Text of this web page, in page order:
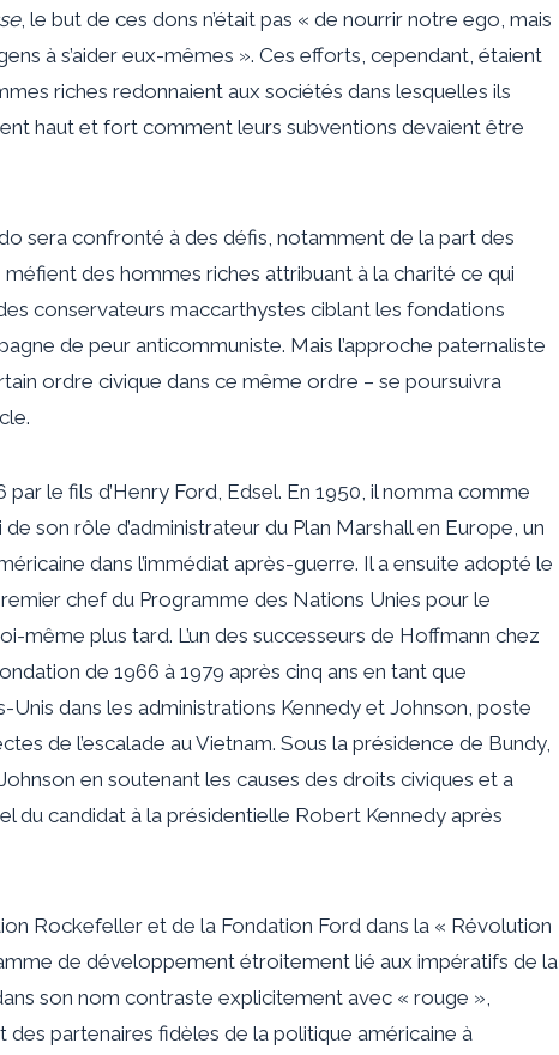
, le but de ces dons n’était pas « de nourrir notre ego, mais
à s’aider eux-mêmes ». Ces efforts, cependant, étaient
riches redonnaient aux sociétés dans lesquelles ils
haut et fort comment leurs subventions devaient être
sera confronté à des défis, notamment de la part des
des hommes riches attribuant à la charité ce qui
conservateurs maccarthystes ciblant les fondations
de peur anticommuniste. Mais l’approche paternaliste
ordre civique dans ce même ordre – se poursuivra
le fils d’Henry Ford, Edsel. En 1950, il nomma comme
son rôle d’administrateur du Plan Marshall en Europe, un
dans l’immédiat après-guerre. Il a ensuite adopté le
chef du Programme des Nations Unies pour le
même plus tard. L’un des successeurs de Hoffmann chez
de 1966 à 1979 après cinq ans en tant que
dans les administrations Kennedy et Johnson, poste
de l’escalade au Vietnam. Sous la présidence de Bundy,
en soutenant les causes des droits civiques et a
du candidat à la présidentielle Robert Kennedy après
Rockefeller et de la Fondation Ford dans la « Révolution
de développement étroitement lié aux impératifs de la
son nom contraste explicitement avec « rouge »,
partenaires fidèles de la politique américaine à